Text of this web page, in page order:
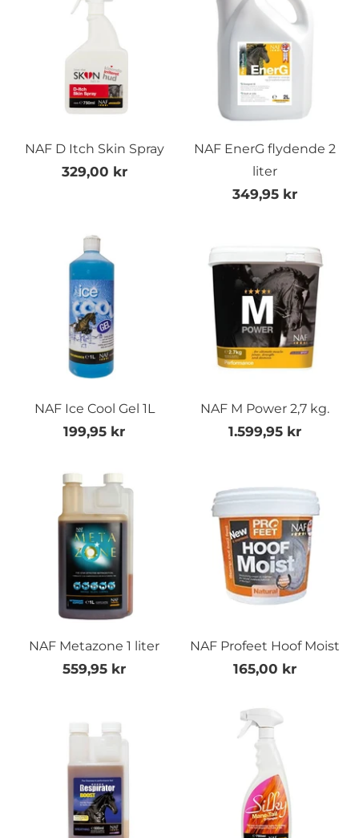
NAF D Itch Skin Spray
329,00 kr
NAF EnerG flydende 2
liter
349,95 kr
NAF Ice Cool Gel 1L
199,95 kr
NAF M Power 2,7 kg.
1.599,95 kr
NAF Metazone 1 liter
559,95 kr
NAF Profeet Hoof Moist
165,00 kr